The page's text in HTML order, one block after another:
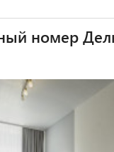
номер